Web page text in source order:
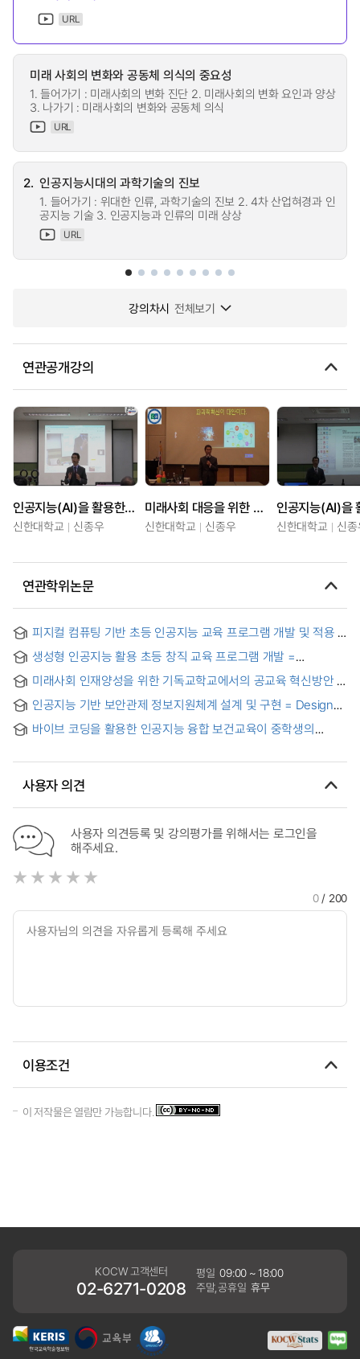
URL
미래 사회의 변화와 공동체 의식의 중요성
1. 들어가기 : 미래사회의 변화 진단 2. 미래사회의 변화 요인과 양상
3. 나가기 : 미래사회의 변화와 공동체 의식
URL
2. 인공지능시대의 과학기술의 진보
1. 들어가기 : 위대한 인류, 과학기술의 진보 2. 4차 산업혀경과 인
공지능 기술 3. 인공지능과 인류의 미래 상상
URL
강의차시 전체보기
연관공개강의
인공지능(AI)을 활용한 하이브리드 교수법 1일차
신한대학교 신종우
미래사회 대응을 위한 교수학습역량강화(춘해보건대학교)
신한대학교 신종우 신한대학교 신
연관학위논문
피지컬 컴퓨팅 기반 초등 인공지능 교육 프로그램 개발 및 적용 :
중심으로 = Development and Application of a Physical
Computing-based AI Education Program for Elementary
Students: Focusing on Changes in AI Literacy and Attitude
Utilizing the PASPA Model
생성형 인공지능 활용 초등 창직 교육 프로그램 개발 =
Program Using Generative Artificial Intelligence
미래사회 인재양성을 위한 기독교학교에서의 공교육 혁신방안 :
인공지능 기반 보안관제 정보지원체계 설계 및 구현 = Design
Intelligence System
바이브 코딩을 활용한 인공지능 융합 보건교육이 중학생의
Literacy, Creative Problem Solving Ability, and Learning
사용자 의견
사용자 의견등록 및 강의평가를 위해서는 로그인을
해주세요.
0/ 200
이용조건
이 저작물은 열람만 가능합니다.
KOCW 고객센터
02-6271-0208
평일 09:00 ~ 18:00
주말,공휴일 휴무